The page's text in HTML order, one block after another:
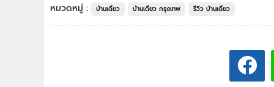
หมวดหมู่ :
บ้านเดี่ยว บ้านเดี่ยว กรุงเทพ รีวิว บ้านเดี่ยว